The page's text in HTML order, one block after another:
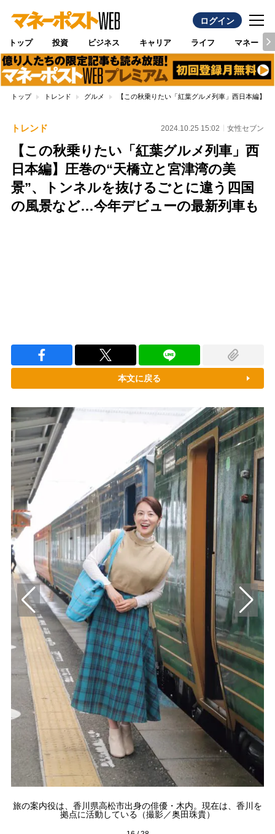
ログイン
トップ 投資 ビジネス キャリア ライフ マネー
トップ トレンド グルメ 【この秋乗りたい「紅葉グルメ列車」西日本編】
トレンド 2024.10.25 15:02 女性セブン
【この秋乗りたい「紅葉グルメ列車」西
日本編】圧巻の“天橋立と宮津湾の美
景”、トンネルを抜けるごとに違う四国
の風景など…今年デビューの最新列車も
本文に戻る
旅の案内役は、香川県高松市出身の俳優・木内。現在は、香川を
拠点に活動している（撮影／奥田珠貴）